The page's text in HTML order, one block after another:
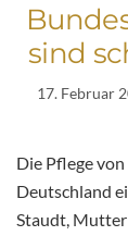
sind
17. Februar
Die Pflege
Deutschland
Staudt, Mutter